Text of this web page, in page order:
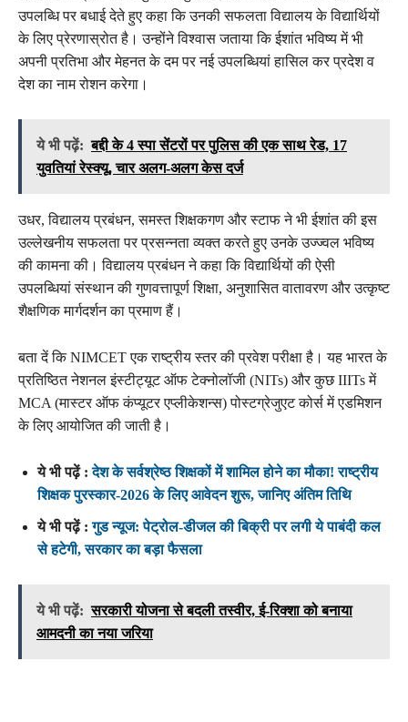
उपलब्धि पर बधाई देते हुए कहा कि उनकी सफलता विद्यालय के विद्यार्थियों
के लिए प्रेरणास्रोत है। उन्होंने विश्वास जताया कि ईशांत भविष्य में भी
अपनी प्रतिभा और मेहनत के दम पर नई उपलब्धियां हासिल कर प्रदेश व
देश का नाम रोशन करेगा।
ये भी पढ़ें: बद्दी के 4 स्पा सेंटरों पर पुलिस की एक साथ रेड, 17
युवतियां रेस्क्यू, चार अलग-अलग केस दर्ज
उधर, विद्यालय प्रबंधन, समस्त शिक्षकगण और स्टाफ ने भी ईशांत की इस
उल्लेखनीय सफलता पर प्रसन्नता व्यक्त करते हुए उनके उज्ज्वल भविष्य
की कामना की। विद्यालय प्रबंधन ने कहा कि विद्यार्थियों की ऐसी
उपलब्धियां संस्थान की गुणवत्तापूर्ण शिक्षा, अनुशासित वातावरण और उत्कृष्ट
शैक्षणिक मार्गदर्शन का प्रमाण हैं।
बता दें कि NIMCET एक राष्ट्रीय स्तर की प्रवेश परीक्षा है। यह भारत के
प्रतिष्ठित नेशनल इंस्टीट्यूट ऑफ टेक्नोलॉजी (NITs) और कुछ IIITs में
MCA (मास्टर ऑफ कंप्यूटर एप्लीकेशन्स) पोस्टग्रेजुएट कोर्स में एडमिशन
के लिए आयोजित की जाती है।
ये भी पढ़ें :देश के सर्वश्रेष्ठ शिक्षकों में शामिल होने का मौका! राष्ट्रीय
शिक्षक पुरस्कार-2026 के लिए आवेदन शुरू, जानिए अंतिम तिथि
ये भी पढ़ें :गुड न्यूज: पेट्रोल-डीजल की बिक्री पर लगी ये पाबंदी कल
से हटेगी, सरकार का बड़ा फैसला
ये भी पढ़ें: सरकारी योजना से बदली तस्वीर, ई-रिक्शा को बनाया
आमदनी का नया जरिया